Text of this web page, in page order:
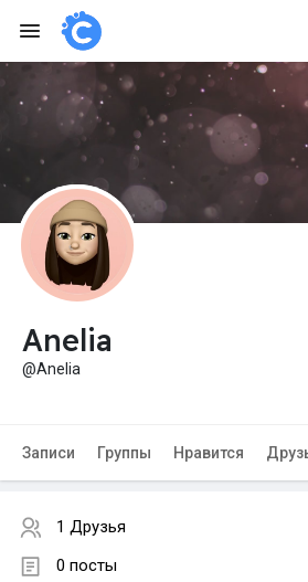
Anelia
@Anelia
Записи Группы Нравится
1 Друзья
0 посты